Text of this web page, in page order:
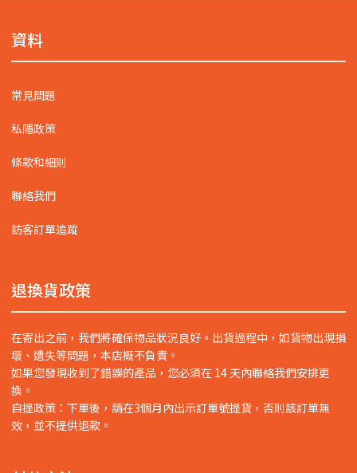
資料
常見問題
私隱政策
條款和細則
聯絡我們
訪客訂單追蹤
退換貨政策
在寄出之前，我們將確保物品狀況良好。出貨過程中，如貨物出現損
壞、遺失等問題，本店概不負責。
如果您發現收到了錯誤的產品，您必須在 14 天內聯絡我們安排更
換。
自提政策：下單後，請在3個月內出示訂單號提貨，否則該訂單無
效，並不提供退款。